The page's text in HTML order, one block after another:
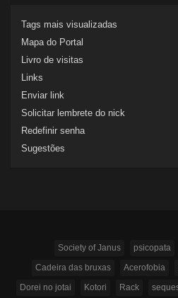
Tags mais visualizadas
Mapa do Portal
Livro de visitas
Links
Enviar link
Solicitar lembrete do nick
Redefinir senha
Sugestões
Society of Janus psicopata
Cadeira das bruxas
Acerofobia
Dorei no jotai
Kotori Rack